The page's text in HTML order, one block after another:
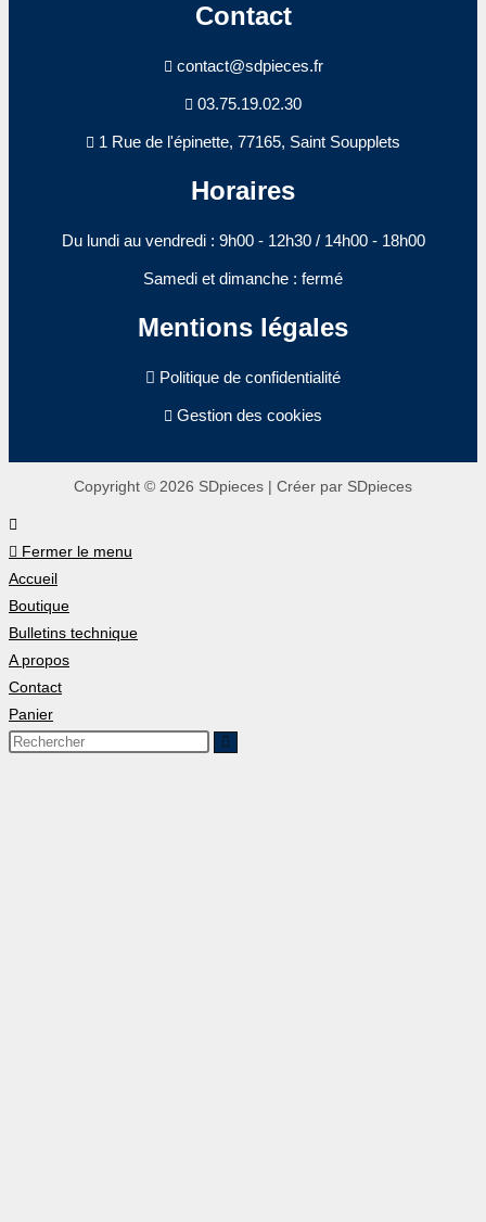
Contact
contact@sdpieces.fr
03.75.19.02.30
1 Rue de l'épinette, 77165, Saint Soupplets
Horaires
Du lundi au vendredi : 9h00 - 12h30 / 14h00 - 18h00​
Samedi et dimanche : fermé
Mentions légales
Politique de confidentialité
Gestion des cookies
Copyright © 2026 SDpieces | Créer par SDpieces
Fermer le menu
Accueil
Boutique
Bulletins technique
A propos
Contact
Panier